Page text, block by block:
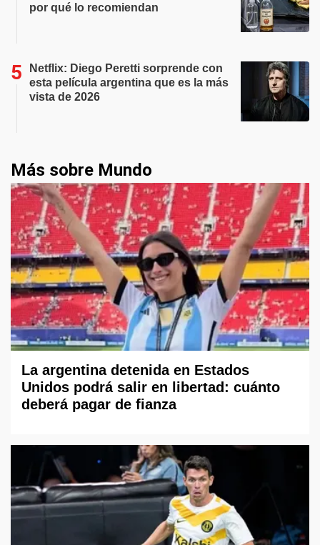
por qué lo recomiendan
Netflix: Diego Peretti sorprende con
esta película argentina que es la más
vista de 2026
Más sobre Mundo
La argentina detenida en Estados
Unidos podrá salir en libertad: cuánto
deberá pagar de fianza